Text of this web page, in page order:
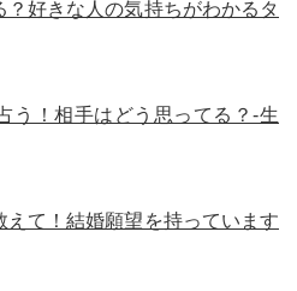
好きな人の気持ちがわかるタ
う！相手はどう思ってる？-生
えて！結婚願望を持っています